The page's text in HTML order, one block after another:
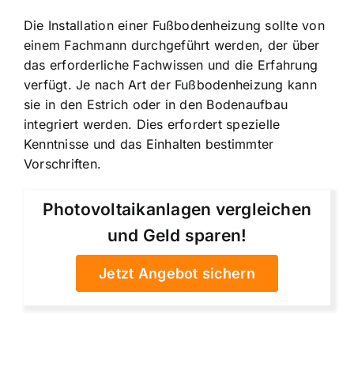
Die Installation einer Fußbodenheizung sollte von
einem Fachmann durchgeführt werden, der über
das erforderliche Fachwissen und die Erfahrung
verfügt. Je nach Art der Fußbodenheizung kann
sie in den Estrich oder in den Bodenaufbau
integriert werden. Dies erfordert spezielle
Kenntnisse und das Einhalten bestimmter
Vorschriften.
Photovoltaikanlagen vergleichen
und Geld sparen!
Jetzt Angebot sichern